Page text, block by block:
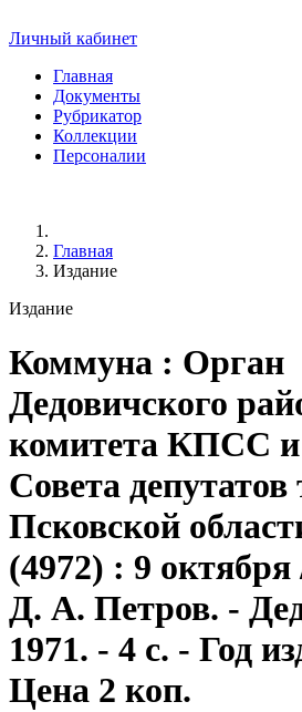
Личный кабинет
Главная
Документы
Рубрикатор
Коллекции
Персоналии
Главная
Издание
Издание
Коммуна : Орган
Дедовичского
комитета КПСС и
Совета
Псковской
(4972) : 9 октября
Д. А. Петров. -
1971. - 4 с. - Год
Цена 2 коп.